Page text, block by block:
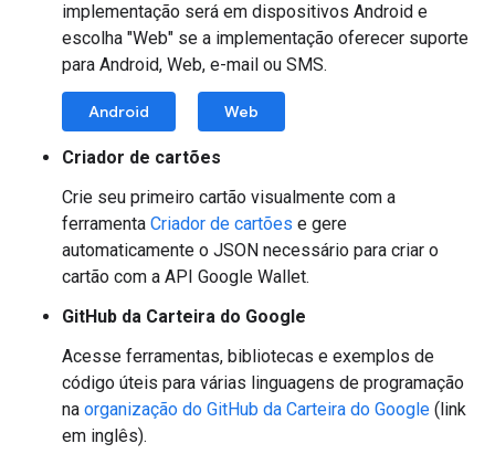
implementação será em dispositivos Android e
escolha "Web" se a implementação oferecer suporte
para Android, Web, e-mail ou SMS.
Android Web
Criador de cartões
Crie seu primeiro cartão visualmente com a
ferramenta Criador de cartões e gere
automaticamente o JSON necessário para criar o
cartão com a API Google Wallet.
GitHub da Carteira do Google
Acesse ferramentas, bibliotecas e exemplos de
código úteis para várias linguagens de programação
na organização do GitHub da Carteira do Google (link
em inglês).